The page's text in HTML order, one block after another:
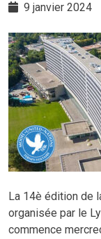
9 janvier 2024
La 14è édition de
organisée par le
commence